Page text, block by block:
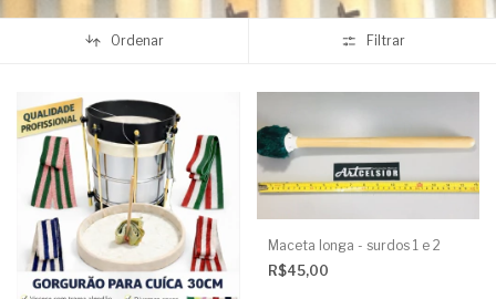
Ordenar Filtrar
Maceta longa - surdos 1 e 2
R$45,00